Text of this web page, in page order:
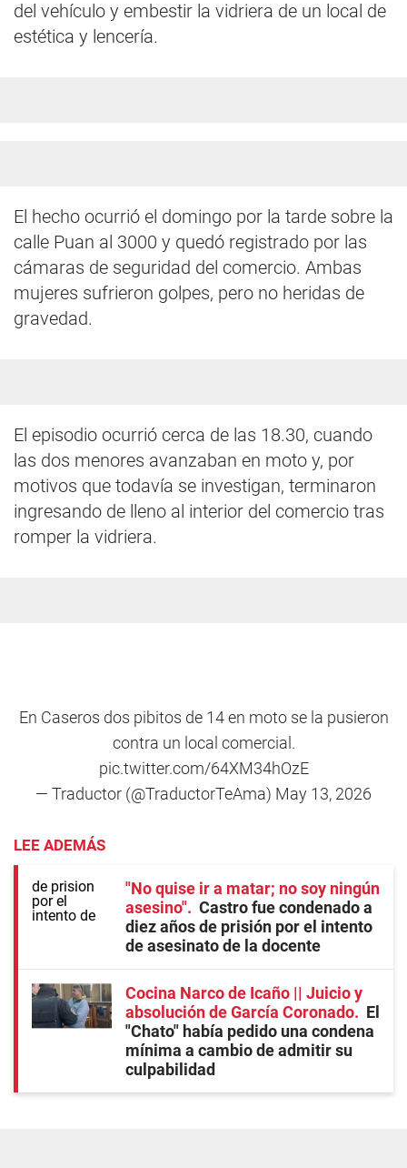
del vehículo y embestir la vidriera de un local de
estética y lencería.
El hecho ocurrió el domingo por la tarde sobre la
calle Puan al 3000 y quedó registrado por las
cámaras de seguridad del comercio. Ambas
mujeres sufrieron golpes, pero no heridas de
gravedad.
El episodio ocurrió cerca de las 18.30, cuando
las dos menores avanzaban en moto y, por
motivos que todavía se investigan, terminaron
ingresando de lleno al interior del comercio tras
romper la vidriera.
En Caseros dos pibitos de 14 en moto se la pusieron
contra un local comercial.
pic.twitter.com/64XM34hOzE
— Traductor (@TraductorTeAma) May 13, 2026
LEE ADEMÁS
"No quise ir a matar; no soy ningún
asesino"
Castro fue condenado a
diez años de prisión por el intento
de asesinato de la docente
Cocina Narco de Icaño || Juicio y
absolución de García Coronado
El
"Chato" había pedido una condena
mínima a cambio de admitir su
culpabilidad